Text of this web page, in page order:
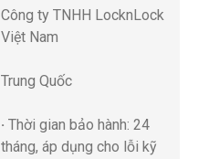
Công ty TNHH LocknLock
Việt Nam
Trung Quốc
· Thời gian bảo hành: 24
tháng, áp dụng cho lỗi kỹ